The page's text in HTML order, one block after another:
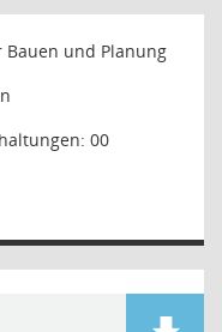
Bauen und Planung
00